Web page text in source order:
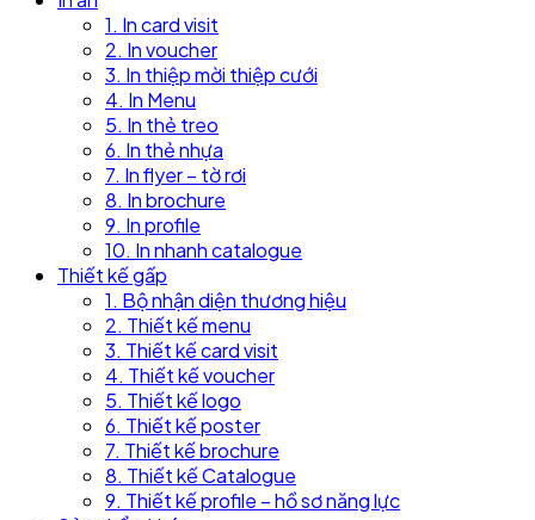
1. In card visit
2. In voucher
3. In thiệp mời thiệp cưới
4. In Menu
5. In thẻ treo
6. In thẻ nhựa
7. In flyer – tờ rơi
8. In brochure
9. In profile
10. In nhanh catalogue
Thiết kế gấp
1. Bộ nhận diện thương hiệu
2. Thiết kế menu
3. Thiết kế card visit
4. Thiết kế voucher
5. Thiết kế logo
6. Thiết kế poster
7. Thiết kế brochure
8. Thiết kế Catalogue
9. Thiết kế profile – hồ sơ năng lực